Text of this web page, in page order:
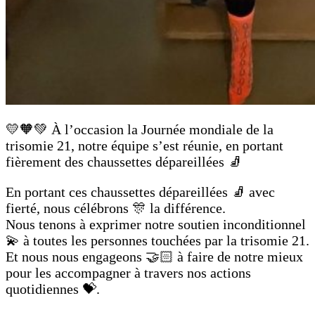
💛🧡💚 À l’occasion la Journée mondiale de la
trisomie 21, notre équipe s’est réunie, en portant
fièrement des chaussettes dépareillées 🧦
En portant ces chaussettes dépareillées 🧦 avec
fierté, nous célébrons 🎊 la différence.
Nous tenons à exprimer notre soutien inconditionnel
💫 à toutes les personnes touchées par la trisomie 21.
Et nous nous engageons 🤝🏻 à faire de notre mieux
pour les accompagner à travers nos actions
quotidiennes 💝.